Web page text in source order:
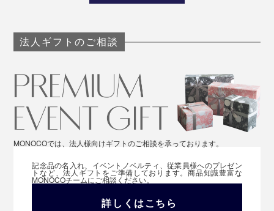
法人ギフトのご相談
MONOCOでは、法人様向けギフトのご相談を承っております。
記念品の名入れ、イベントノベルティ、従業員様へのプレゼン
トなど、法人ギフトをご準備しております。商品知識豊富な
MONOCOチームにご相談ください。
詳しくはこちら